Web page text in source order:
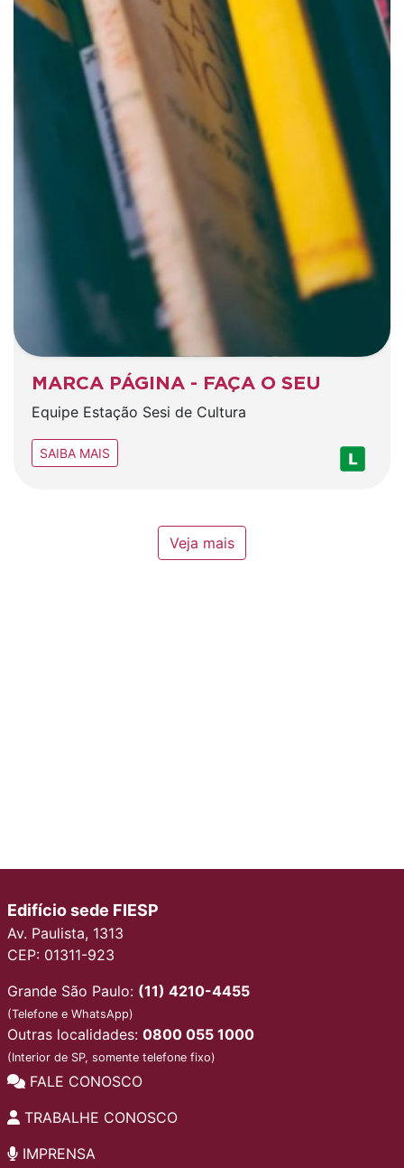
MARCA PÁGINA - FAÇA O SEU
Equipe Estação Sesi de Cultura
SAIBA MAIS
Veja mais
Edifício sede FIESP
Av. Paulista, 1313
CEP: 01311-923
Grande São Paulo: (11) 4210-4455
(Telefone e WhatsApp)
Outras localidades: 0800 055 1000
(Interior de SP, somente telefone fixo)
FALE CONOSCO
TRABALHE CONOSCO
IMPRENSA